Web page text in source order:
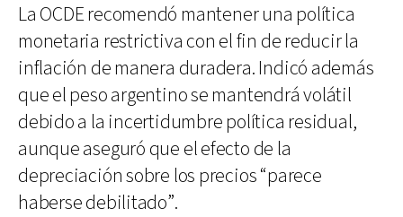
La OCDE recomendó mantener una política
monetaria restrictiva con el fin de reducir la
inflación de manera duradera. Indicó además
que el peso argentino se mantendrá volátil
debido a la incertidumbre política residual,
aunque aseguró que el efecto de la
depreciación sobre los precios “parece
haberse debilitado”.